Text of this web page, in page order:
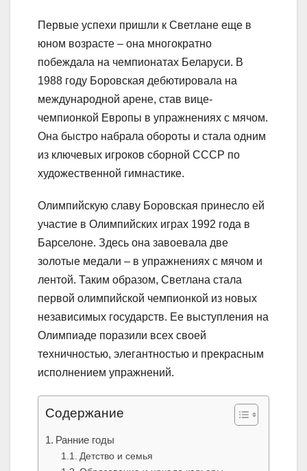
Первые успехи пришли к Светлане еще в
юном возрасте – она многократно
побеждала на чемпионатах Беларуси. В
1988 году Боровская дебютировала на
международной арене, став вице-
чемпионкой Европы в упражнениях с мячом.
Она быстро набрала обороты и стала одним
из ключевых игроков сборной СССР по
художественной гимнастике.
Олимпийскую славу Боровская принесло ей
участие в Олимпийских играх 1992 года в
Барселоне. Здесь она завоевала две
золотые медали – в упражнениях с мячом и
лентой. Таким образом, Светлана стала
первой олимпийской чемпионкой из новых
независимых государств. Ее выступления на
Олимпиаде поразили всех своей
техничностью, элегантностью и прекрасным
исполнением упражнений.
Содержание
Ранние годы
Детство и семья